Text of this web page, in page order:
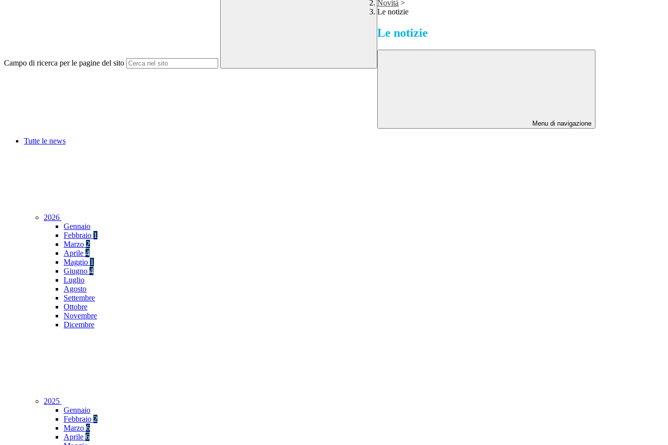
Campo di ricerca per le pagine del sito
Novità >
Le notizie
Le notizie
Menu di navigazione
Tutte le news
2026
Gennaio
Febbraio 1
Marzo 2
Aprile 4
Maggio 1
Giugno 4
Luglio
Agosto
Settembre
Ottobre
Novembre
Dicembre
2025
Gennaio
Febbraio 2
Marzo 6
Aprile 6